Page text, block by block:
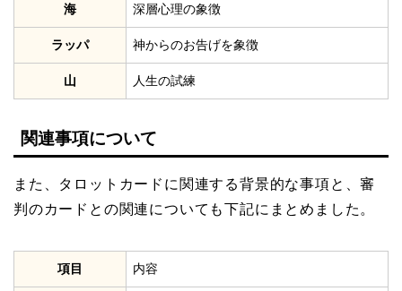
海 深層心理の象徴
ラッパ 神からのお告げを象徴
山 人生の試練
関連事項について
また、タロットカードに関連する背景的な事項と、審
判のカードとの関連についても下記にまとめました。
項目 内容